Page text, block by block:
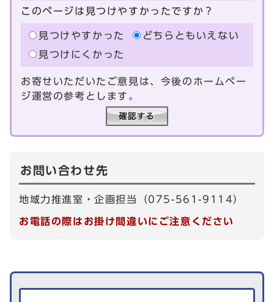
このページは見つけやすかったですか？
見つけやすかった
どちらともいえない
見つけにくかった
お寄せいただいたご意見は、今後のホームペー
ジ運営の参考とします。
お問い合わせ先
地域力推進室・企画担当（075-561-9114）
お電話の際はお掛け間違いにご注意ください
生活情報を探す